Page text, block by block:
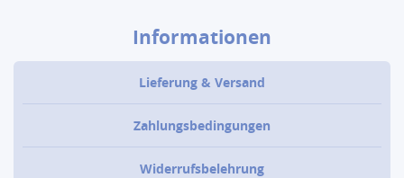
Informationen
Lieferung & Versand
Zahlungsbedingungen
Widerrufsbelehrung